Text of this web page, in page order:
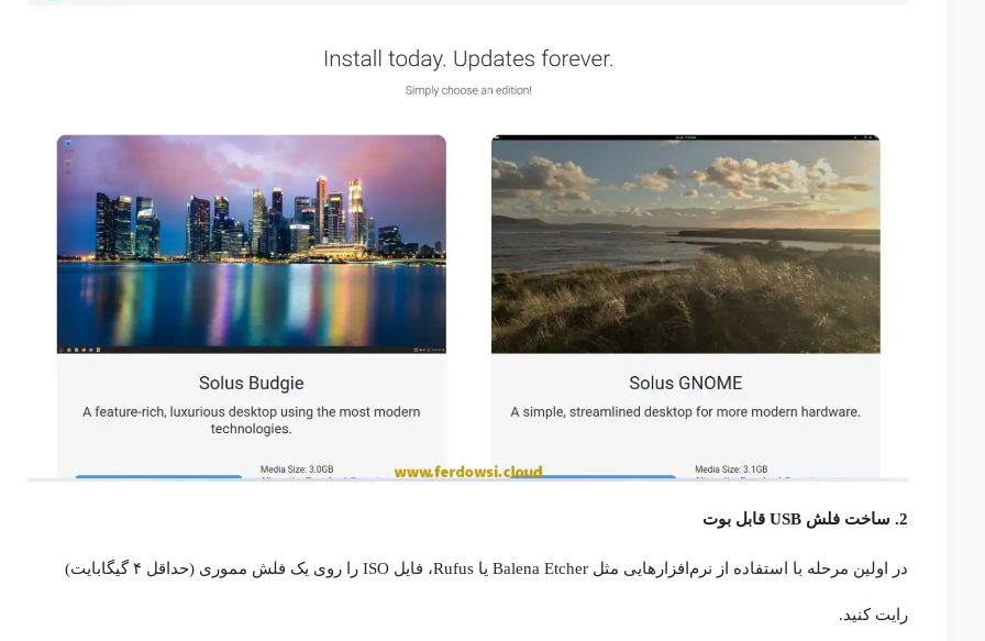
2. ساخت فلش USB قابل بوت
در اولین مرحله با استفاده از نرم‌افزارهایی مثل Balena Etcher یا Rufus، فایل ISO را روی یک فلش مموری (حداقل ۴ گیگابایت)
رایت کنید.